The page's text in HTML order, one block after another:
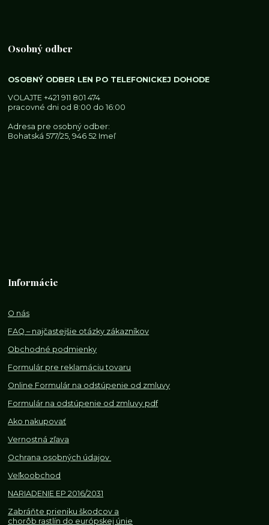
Osobný odber
OSOBNÝ ODBER LEN PO TELEFONICKEJ DOHODE
VOLAJTE+421 911 801 474
pracovné dni od 8:00 do 16:00
Adresa pre osobný odber:
Bohatská 577/25, 946 52 Imeľ
Informácie
O nás
FAQ – najčastejšie otázky zákazníkov
Obchodné podmienky
Formulár pre reklamáciu tovaru
Online Formulár na odstúpenie od zmluvy
Formulár na odstúpenie od zmluvy pdf
Ako nakupovať
Vernostná zľava
Ochrana osobných údajov
Veľkoobchod
NARIADENIE EP 2016/2031
Zabráňte prieniku škodcov a
chorôb rastlín do európskej únie